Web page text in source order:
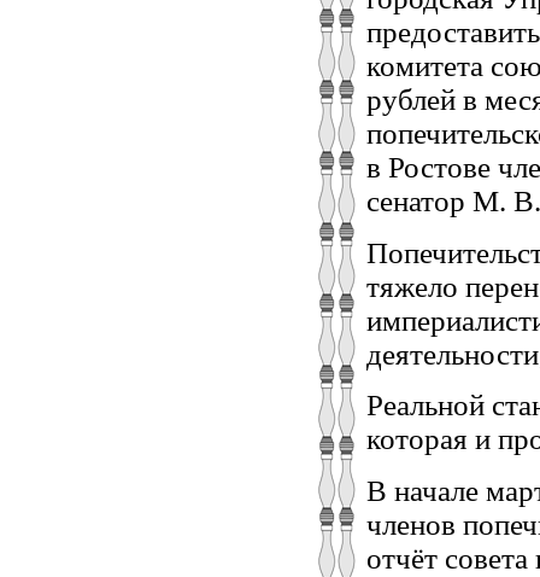
комитета
рублей в
в Ростове
сенатор М.
тяжело
Реальной
которая и
В начале
членов
отчёт